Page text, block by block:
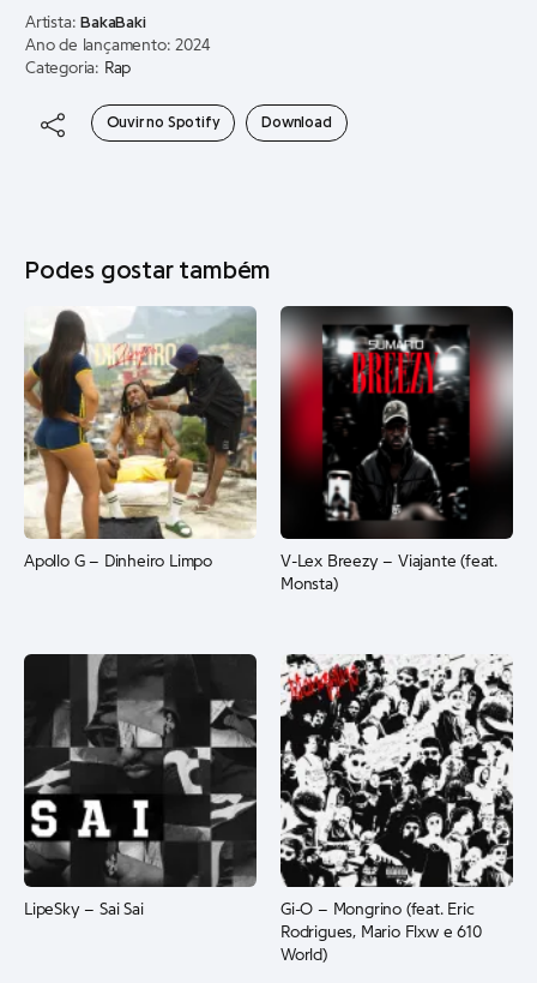
Artista: BakaBaki
Ano de lançamento: 2024
Categoria: Rap
Ouvir no Spotify Download
Podes gostar também
Apollo G – Dinheiro Limpo
V-Lex Breezy – Viajante (feat.
Monsta)
LipeSky – Sai Sai
Gi-O – Mongrino (feat. Eric
Rodrigues, Mario Flxw e 610
World)